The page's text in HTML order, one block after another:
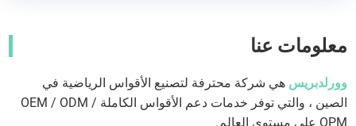
معلومات عنا
وورلدبريس هي شركة محترفة لتصنيع الأقواس الرياضية في
الصين ، والتي توفر خدمات دعم الأقواس الكاملة OEM / ODM /
OPM على مستوى العالم.